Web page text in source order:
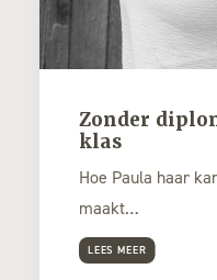
Zonder
klas
Hoe Paula haar
maakt…
LEES MEER